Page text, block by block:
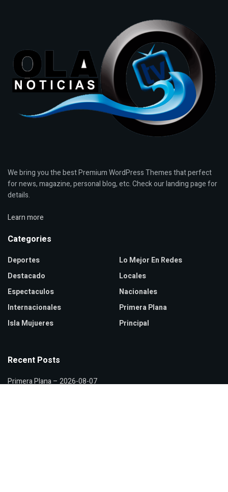
We bring you the best Premium WordPress Themes that perfect
for news, magazine, personal blog, etc. Check our landing page for
details.
Learn more
Categories
Deportes
Destacado
Espectaculos
Internacionales
Isla Mujueres
Lo Mejor En Redes
Locales
Nacionales
Primera Plana
Principal
Recent Posts
Primera Plana – 2026-08-07